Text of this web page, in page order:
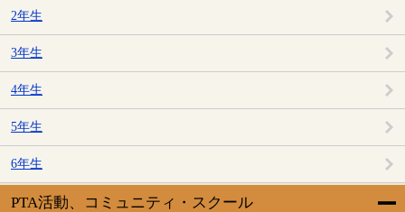
2年生
3年生
4年生
5年生
6年生
PTA活動、コミュニティ・スクール